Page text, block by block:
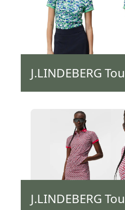
J.LINDEBERG
J.LINDEBERG